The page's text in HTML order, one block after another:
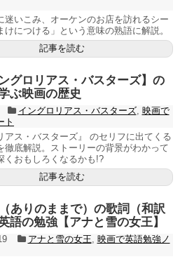
迷いこみ、オーケンのお店を訪れるシー
けにつける」という意味の熟語に解説。
記事を読む
グロリアス・バスターズ】の
ぶ映画の歴史
イングロリアス・バスターズ, 映画で
ト
アス・バスターズ』 のセリフに出てくる
徹底解説。ストーリーの背景がわかって
くおもしろくなるかも!?
記事を読む
ありのままで）の歌詞（和訳
語の勉強【アナと雪の女王】
アナと雪の女王, 映画で英語勉強ノ